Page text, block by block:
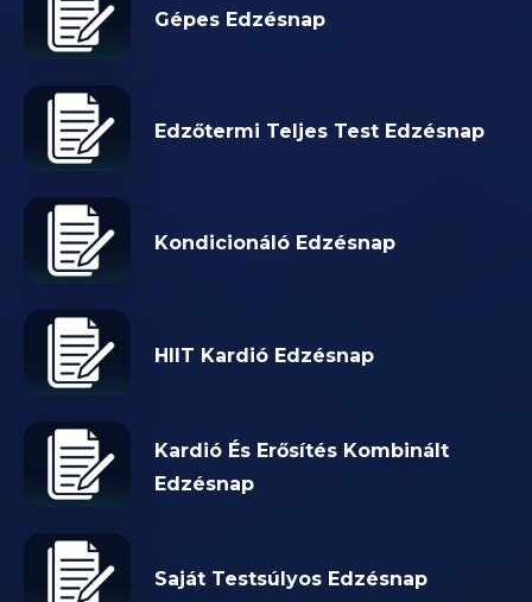
Gépes Edzésnap
Edzőtermi Teljes Test Edzésnap
Kondicionáló Edzésnap
HIIT Kardió Edzésnap
Kardió És Erősítés Kombinált
Edzésnap
Saját Testsúlyos Edzésnap